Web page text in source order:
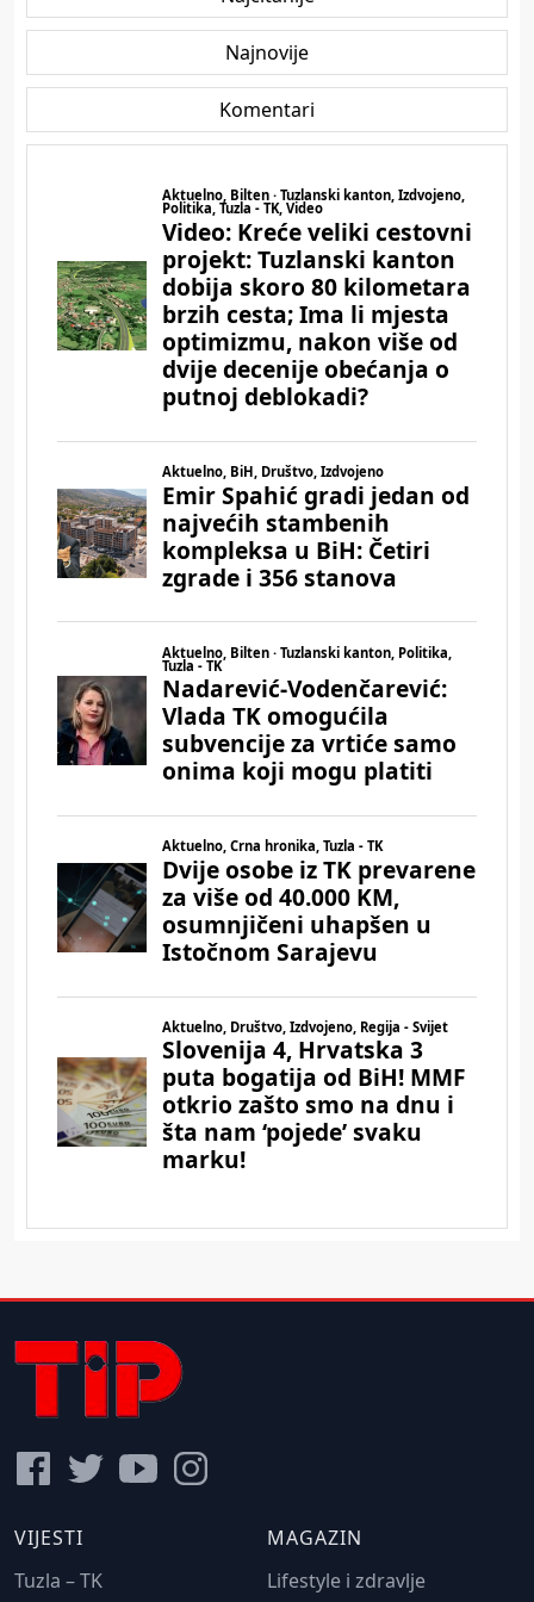
Najnovije
Komentari
VIJESTI
Tuzla – TK
MAGAZIN
Lifestyle i zdravlje